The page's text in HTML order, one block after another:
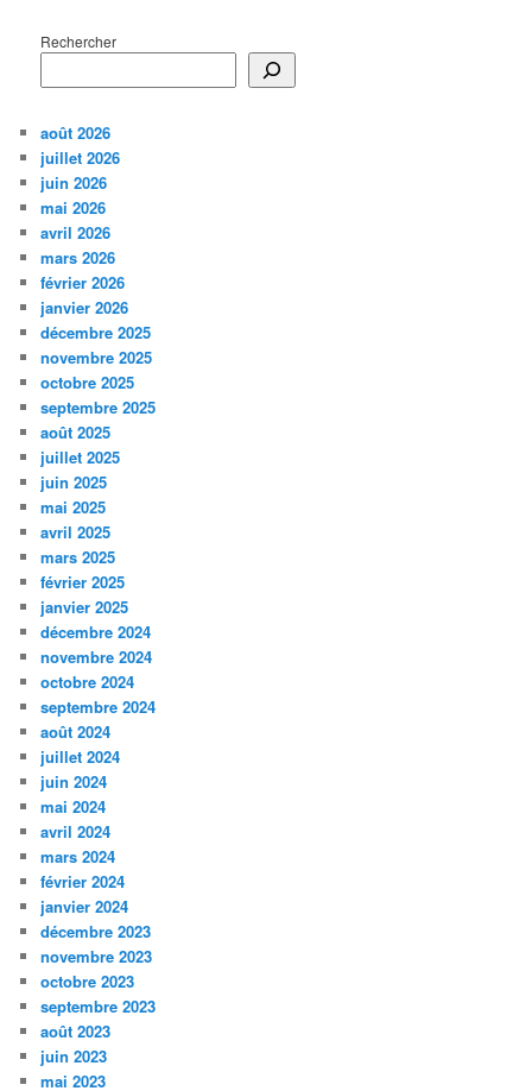
Rechercher
août 2026
juillet 2026
juin 2026
mai 2026
avril 2026
mars 2026
février 2026
janvier 2026
décembre 2025
novembre 2025
octobre 2025
septembre 2025
août 2025
juillet 2025
juin 2025
mai 2025
avril 2025
mars 2025
février 2025
janvier 2025
décembre 2024
novembre 2024
octobre 2024
septembre 2024
août 2024
juillet 2024
juin 2024
mai 2024
avril 2024
mars 2024
février 2024
janvier 2024
décembre 2023
novembre 2023
octobre 2023
septembre 2023
août 2023
juin 2023
mai 2023